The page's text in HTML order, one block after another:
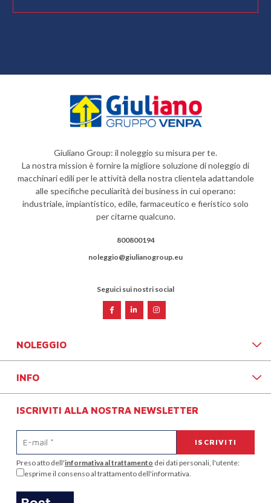
Giuliano Group: il noleggio su misura per te.
La nostra mission è fornire la migliore soluzione di noleggio di
macchinari edili per le attività della nostra clientela adattandole
alle specifiche peculiarità dei business in cui operano:
industriale, impiantistico, edile, farmaceutico e fieristico solo
per citarne qualcuno.
800800194
noleggio@giulianogroup.eu
Seguici sui nostri social
NOLEGGIO
INFO
ISCRIVITI ALLA NOSTRA NEWSLETTER
Preso atto dell'informativa al trattamento dei dati personali, l'utente:
esprime il consenso al trattamento dell'informativa.